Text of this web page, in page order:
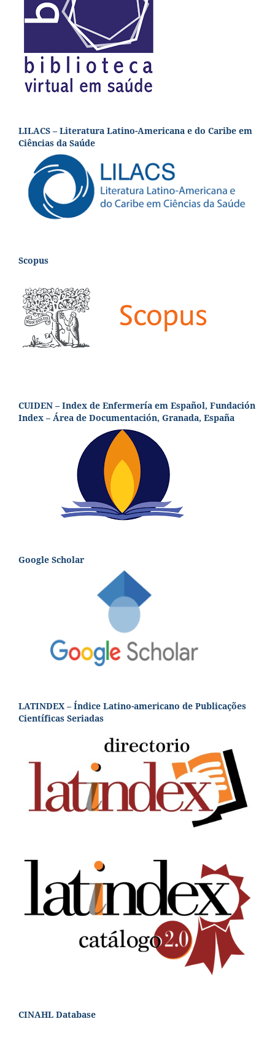
LILACS – Literatura Latino-Americana e do Caribe em
Ciências da Saúde
Scopus
CUIDEN – Index de Enfermería em Español, Fundación
Index – Área de Documentación, Granada, España
Google Scholar
LATINDEX – Índice Latino-americano de Publicações
Científicas Seriadas
CINAHL Database